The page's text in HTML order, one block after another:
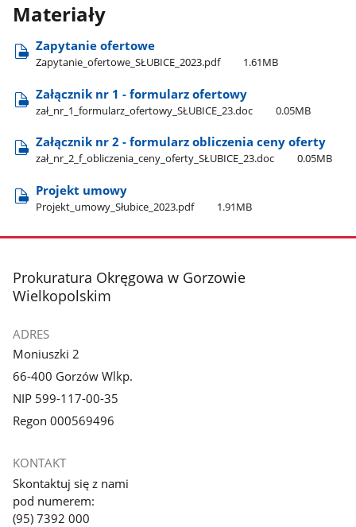
Materiały
Zapytanie ofertowe
Zapytanie​_ofertowe​_SŁUBICE​_2023.pdf 1.61MB
Załącznik nr 1 - formularz ofertowy
zał​_nr​_1​_formularz​_ofertowy​_SŁUBICE​_23.doc 0.05MB
Załącznik nr 2 - formularz obliczenia ceny oferty
zał​_nr​_2​_f​_obliczenia​_ceny​_oferty​_SŁUBICE​_23.doc 0.05MB
Projekt umowy
Projekt​_umowy​_Słubice​_2023.pdf 1.91MB
stopka
Prokuratura Okręgowa w Gorzowie
Wielkopolskim
ADRES
Moniuszki 2
66-400 Gorzów Wlkp.
NIP 599-117-00-35
Regon 000569496
KONTAKT
Skontaktuj się z nami
pod numerem:
(95) 7392 000